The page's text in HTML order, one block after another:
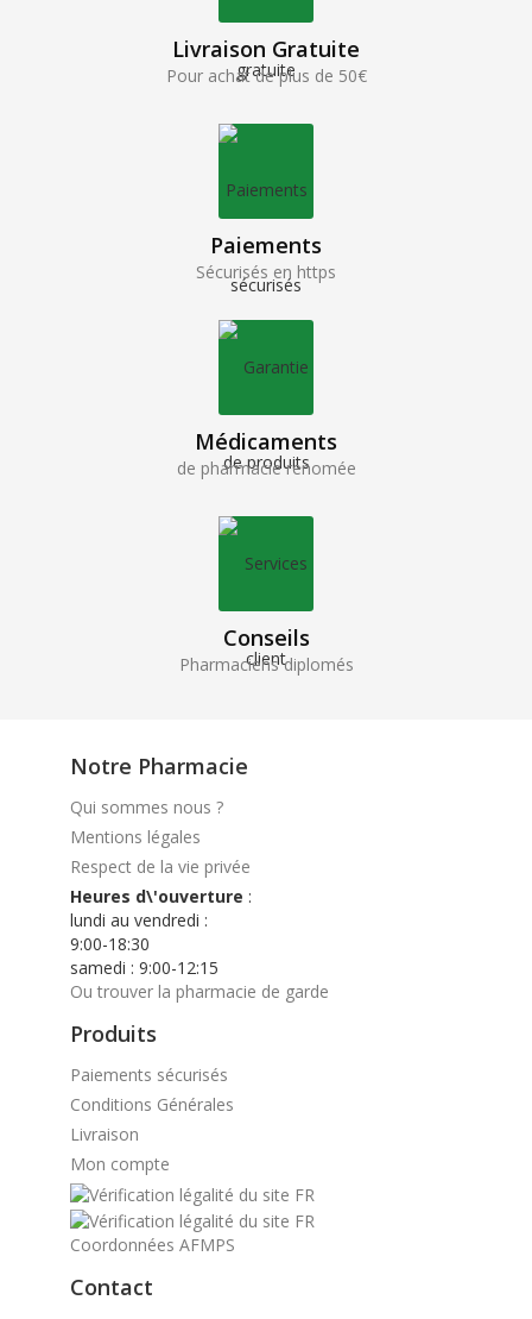
Livraison Gratuite
Pour achat de plus de 50€
Paiements
Sécurisés en https
Médicaments
de pharmacie renomée
Conseils
Pharmaciens diplomés
Notre Pharmacie
Qui sommes nous ?
Mentions légales
Respect de la vie privée
Heures d\'ouverture :
lundi au vendredi :
9:00-18:30
samedi : 9:00-12:15
Ou trouver la pharmacie de garde
Produits
Paiements sécurisés
Conditions Générales
Livraison
Mon compte
Coordonnées AFMPS
Contact